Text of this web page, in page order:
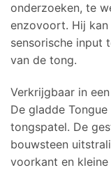
onderzoeken, te
enzovoort. Hij
sensorische input
van de tong.
Verkrijgbaar in
De gladde
tongspatel. De
bouwsteen
voorkant en